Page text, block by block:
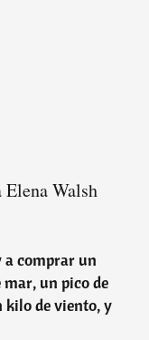
Walsh
a comprar un
un pico de
kilo de viento, y